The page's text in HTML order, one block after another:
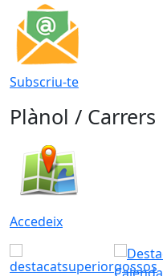
Subscriu-te
Plànol / Carrers
Accedeix